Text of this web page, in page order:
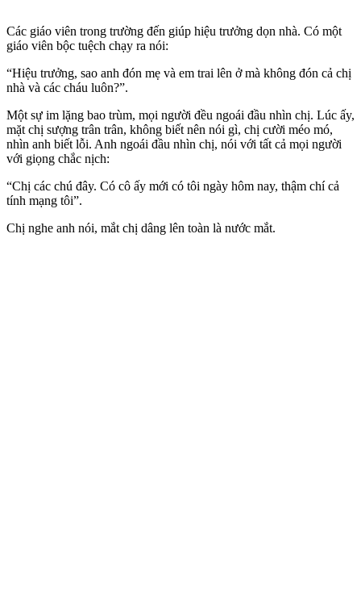
Các giáo viên trong trường đến giúp hiệu trưởng dọn nhà. Có một
giáo viên bộc tuệch chạy ra nói:
“Hiệu trưởng, sao anh đón mẹ và em trai lên ở mà không đón cả chị
nhà và các cháu luôn?”.
Một sự im lặng bao trùm, mọi người đều ngoái đầu nhìn chị. Lúc ấy,
mặt chị sượng trân trân, không biết nên nói gì, chị cười méo mó,
nhìn anh biết lỗi. Anh ngoái đầu nhìn chị, nói với tất cả mọi người
với giọng chắc nịch:
“Chị các chú đây. Có cô ấy mới có tôi ngày hôm nay, thậm chí cả
tính mạng tôi”.
Chị nghe anh nói, mắt chị dâng lên toàn là nước mắt.